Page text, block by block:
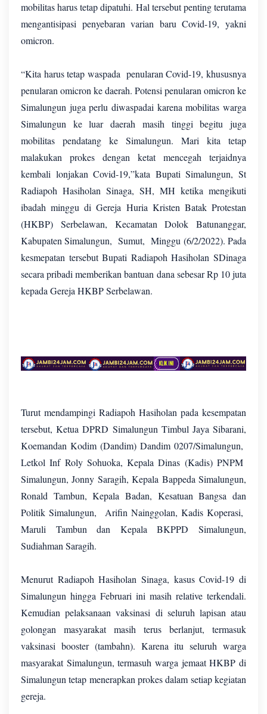
mobilitas harus tetap dipatuhi. Hal tersebut penting terutama
mengantisipasi penyebaran varian baru Covid-19, yakni
omicron.
“Kita harus tetap waspada penularan Covid-19, khususnya
penularan omicron ke daerah. Potensi penularan omicron ke
Simalungun juga perlu diwaspadai karena mobilitas warga
Simalungun ke luar daerah masih tinggi begitu juga
mobilitas pendatang ke Simalungun. Mari kita tetap
malakukan prokes dengan ketat mencegah terjaidnya
kembali lonjakan Covid-19,”kata Bupati Simalungun, St
Radiapoh Hasiholan Sinaga, SH, MH ketika mengikuti
ibadah minggu di Gereja Huria Kristen Batak Protestan
(HKBP) Serbelawan, Kecamatan Dolok Batunanggar,
Kabupaten Simalungun, Sumut, Minggu (6/2/2022). Pada
kesmepatan tersebut Bupati Radiapoh Hasiholan SDinaga
secara pribadi memberikan bantuan dana sebesar Rp 10 juta
kepada Gereja HKBP Serbelawan.
Turut mendampingi Radiapoh Hasiholan pada kesempatan
tersebut, Ketua DPRD Simalungun Timbul Jaya Sibarani,
Koemandan Kodim (Dandim) Dandim 0207/Simalungun,
Letkol Inf Roly Sohuoka, Kepala Dinas (Kadis) PNPM
Simalungun, Jonny Saragih, Kepala Bappeda Simalungun,
Ronald Tambun, Kepala Badan, Kesatuan Bangsa dan
Politik Simalungun, Arifin Nainggolan, Kadis Koperasi,
Maruli Tambun dan Kepala BKPPD Simalungun,
Sudiahman Saragih.
Menurut Radiapoh Hasiholan Sinaga, kasus Covid-19 di
Simalungun hingga Februari ini masih relative terkendali.
Kemudian pelaksanaan vaksinasi di seluruh lapisan atau
golongan masyarakat masih terus berlanjut, termasuk
vaksinasi booster (tambahn). Karena itu seluruh warga
masyarakat Simalungun, termasuh warga jemaat HKBP di
Simalungun tetap menerapkan prokes dalam setiap kegiatan
gereja.